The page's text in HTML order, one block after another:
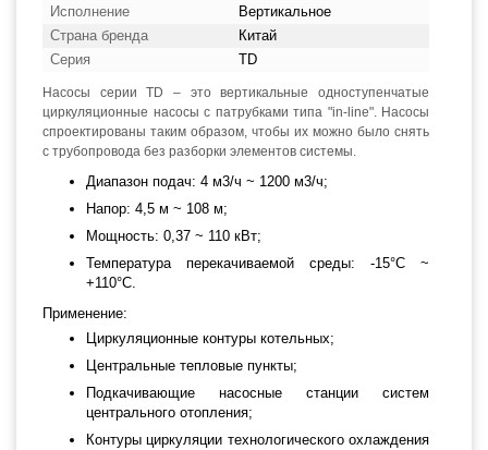
Исполнение
Вертикальное
Страна бренда
Китай
Серия
TD
Насосы серии TD – это вертикальные одноступенчатые
циркуляционные насосы с патрубками типа "in-line". Насосы
спроектированы таким образом, чтобы их можно было снять
с трубопровода без разборки элементов системы.
Диапазон подач: 4 м3/ч ~ 1200 м3/ч;
Напор: 4,5 м ~ 108 м;
Мощность: 0,37 ~ 110 кВт;
Температура перекачиваемой среды: -15°С ~
+110°С.
Применение:
Циркуляционные контуры котельных;
Центральные тепловые пункты;
Подкачивающие насосные станции систем
центрального отопления;
Контуры циркуляции технологического охлаждения